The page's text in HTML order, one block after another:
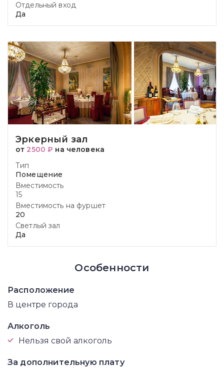
Отдельный вход
Да
Эркерный зал
от 2500 ₽ на человека
Тип
Помещение
Вместимость
15
Вместимость на фуршет
20
Светлый зал
Да
Особенности
Расположение
В центре города
Алкоголь
Нельзя свой алкоголь
За дополнительную плату